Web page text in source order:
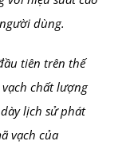
dùng.
tiên trên thế
chất lượng
lịch sử phát
vạch của